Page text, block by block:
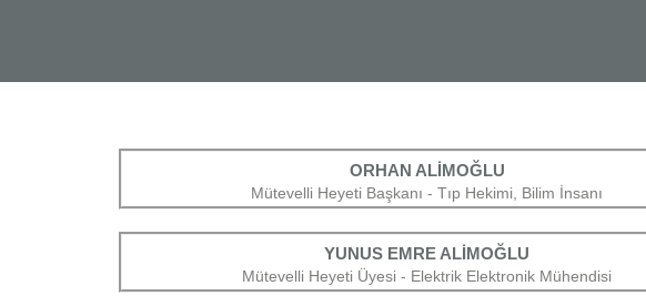
ORHAN ALİMOĞLU
Mütevelli Heyeti Başkanı - Tıp Hekimi, Bilim İnsanı
YUNUS EMRE ALİMOĞLU
Mütevelli Heyeti Üyesi - Elektrik Elektronik Mühendisi